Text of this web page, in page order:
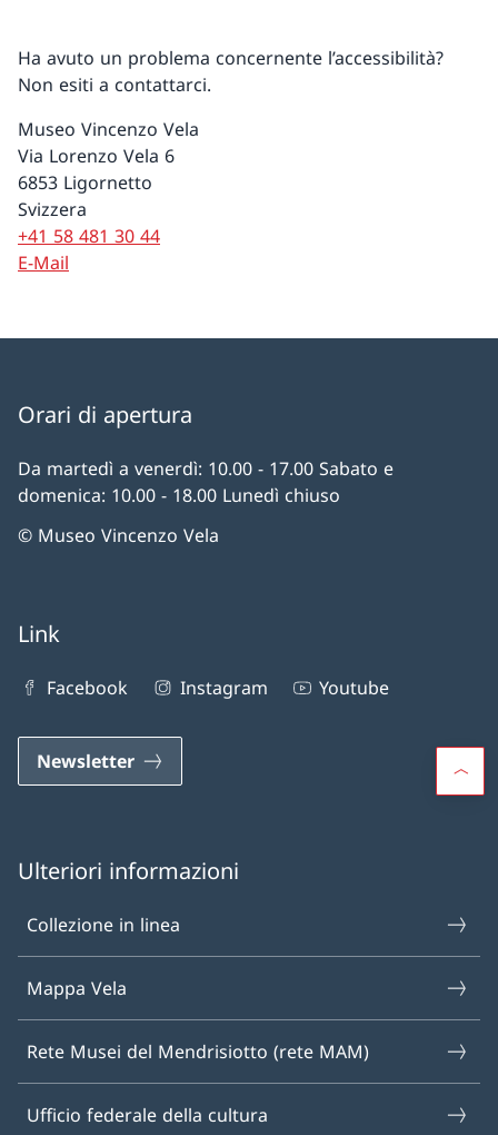
Ha avuto un problema concernente l’accessibilità?
Non esiti a contattarci.
Museo Vincenzo Vela
Via Lorenzo Vela 6
6853 Ligornetto
Svizzera
+41 58 481 30 44
E-Mail
Orari di apertura
Da martedì a venerdì: 10.00 - 17.00 Sabato e
domenica: 10.00 - 18.00 Lunedì chiuso
© Museo Vincenzo Vela
Link
Facebook Instagram Youtube
Newsletter
Ulteriori informazioni
Collezione in linea
Mappa Vela
Rete Musei del Mendrisiotto (rete MAM)
Ufficio federale della cultura